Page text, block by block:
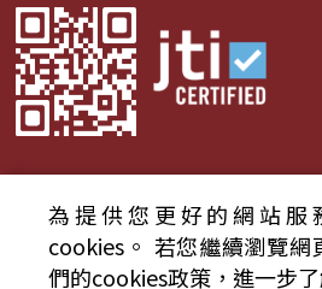
© 2024財團法人中央廣播
資通安全政策聲明
服務條
為提供您更好的網站服
cookies。 若您繼續瀏覽網
們的cookies政策，進一步